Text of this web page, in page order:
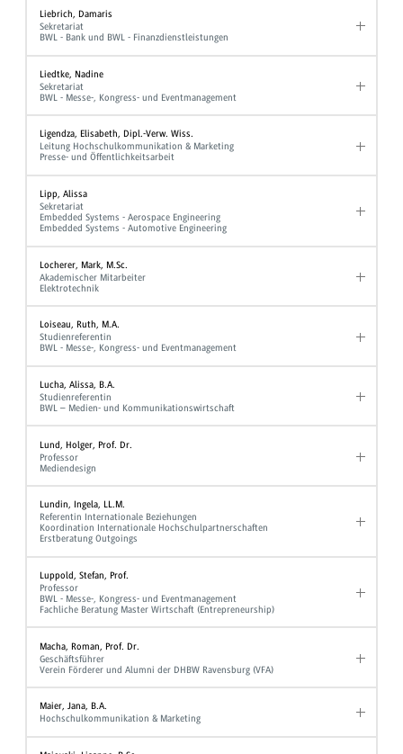
Liebrich, Damaris
Sekretariat
BWL - Bank und BWL - Finanzdienstleistungen
Liedtke, Nadine
Sekretariat
BWL - Messe-, Kongress- und Eventmanagement
Ligendza, Elisabeth, Dipl.-Verw. Wiss.
Leitung Hochschulkommunikation & Marketing
Presse- und Öffentlichkeitsarbeit
Lipp, Alissa
Sekretariat
Embedded Systems - Aerospace Engineering
Embedded Systems - Automotive Engineering
Locherer, Mark, M.Sc.
Akademischer Mitarbeiter
Elektrotechnik
Loiseau, Ruth, M.A.
Studienreferentin
BWL - Messe-, Kongress- und Eventmanagement
Lucha, Alissa, B.A.
Studienreferentin
BWL – Medien- und Kommunikationswirtschaft
Lund, Holger, Prof. Dr.
Professor
Mediendesign
Lundin, Ingela, LL.M.
Referentin Internationale Beziehungen
Koordination Internationale Hochschulpartnerschaften
Erstberatung Outgoings
Luppold, Stefan, Prof.
Professor
BWL - Messe-, Kongress- und Eventmanagement
Fachliche Beratung Master Wirtschaft (Entrepreneurship)
Macha, Roman, Prof. Dr.
Geschäftsführer
Verein Förderer und Alumni der DHBW Ravensburg (VFA)
Maier, Jana, B.A.
Hochschulkommunikation & Marketing